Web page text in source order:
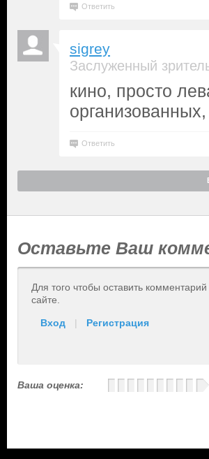
Ответить
sigrey
Заслуженный
кино, просто
Ответить
Оставьте Ваш
Для того чтобы оставить
сайте.
Вход | Регистрация
Ваша оценка: